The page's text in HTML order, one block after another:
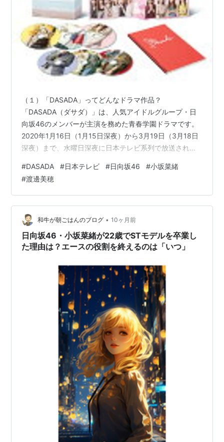
（１）「DASADA」ってどんなドラマ作品？
「DASADA（ダサダ）」は、人気アイドルグループ・日
向坂46のメンバーが主演を務めた青春学園ドラマです。
2020年1月16日（1月15日深夜）から3月19日（3月18日
深夜）まで、水曜日深夜に日本テレビ系列で放送されま
ファッションブランド「DASADA」が、実際に現実世界
でも展開されたことです。東京ガールズコレクション
（TGC）への出展やポップアップストアの開催など、フ
ァッションとエンタメを融合させたプロジェクトとして
注目を集めました。 「DASADA」は、アイドルドラマに
ありがちな恋愛要素で…
#DASADA #日本テレビ #日向坂46 #小坂菜緒
#渡邊美穂
和牛が朝ごはんのブログ • 10ヶ月前
日向坂46・小坂菜緒が22歳でSTモデルを卒業し
た理由は？エースの役割を終えるのは「いつ」